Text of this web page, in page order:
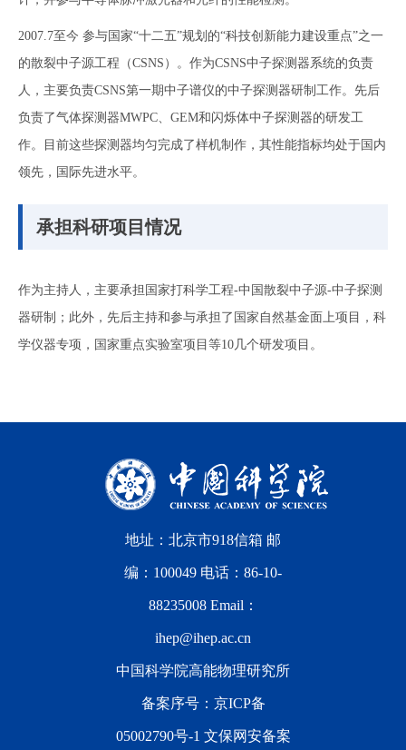
2007.7至今 参与国家“十二五”规划的“科技创新能力建设重点”之一
的散裂中子源工程（CSNS）。作为CSNS中子探测器系统的负责
人，主要负责CSNS第一期中子谱仪的中子探测器研制工作。先后
负责了气体探测器MWPC、GEM和闪烁体中子探测器的研发工
作。目前这些探测器均匀完成了样机制作，其性能指标均处于国内
领先，国际先进水平。
承担科研项目情况
作为主持人，主要承担国家打科学工程-中国散裂中子源-中子探测
器研制；此外，先后主持和参与承担了国家自然基金面上项目，科
学仪器专项，国家重点实验室项目等10几个研发项目。
地址：北京市918信箱 邮
编：100049 电话：86-10-
88235008 Email：
ihep@ihep.ac.cn
中国科学院高能物理研究所
备案序号： 京ICP备
05002790号-1 文保网安备案